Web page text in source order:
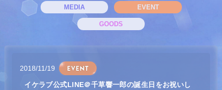
MEDIA EVENT
GOODS
2018/11/19
イケラブ公式LINE＠千草響一郎の誕生日をお祝いし